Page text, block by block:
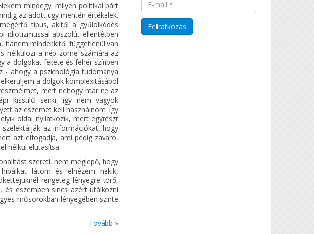
mindegy, milyen politikai párt
az adott ügy mentén értékelek.
típus, akitől a gyűlölködés
idiotizmussal abszolút ellentétben
hanem mindenkitől függetlenül van
nélkülözi a nép zöme számára az
a dolgokat fekete és fehér színben
- ahogy a pszichológia tudománya
a dolgok komplexitásából
mert nehogy már ne az
kisstílű senki, így nem vagyok
az eszemet kell használnom. Így
oldal nyilatkozik, mert egyrészt
az információkat, hogy
azt elfogadja, ami pedig zavaró,
nélkül elutasítsa.
szereti, nem meglepő, hogy
látom és elnézem nekik,
rengeteg lényegre törő,
eszemben sincs azért utálkozni
műsorokban lényegében szinte
Tovább »